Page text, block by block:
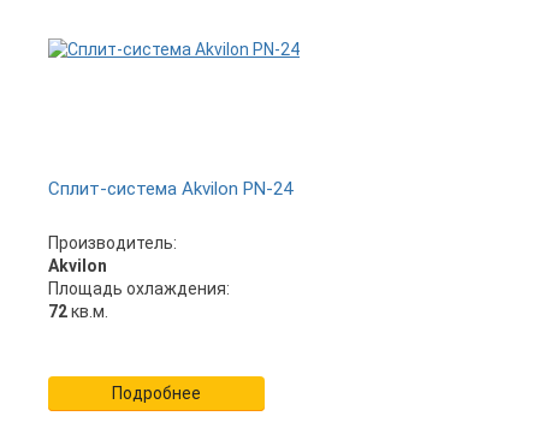
Сплит-система Akvilon PN-24
Производитель:
Akvilon
Площадь охлаждения:
72кв.м.
Подробнее